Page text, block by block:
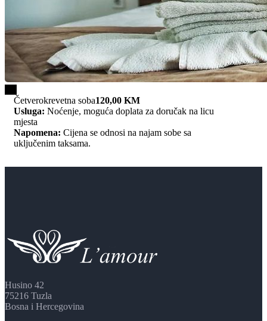
Četverokrevetna soba120,00 KM
Usluga: Noćenje, moguća doplata za doručak na licu
mjesta
Napomena: Cijena se odnosi na najam sobe sa
uključenim taksama.
Husino 42
75216 Tuzla
Bosna i Hercegovina